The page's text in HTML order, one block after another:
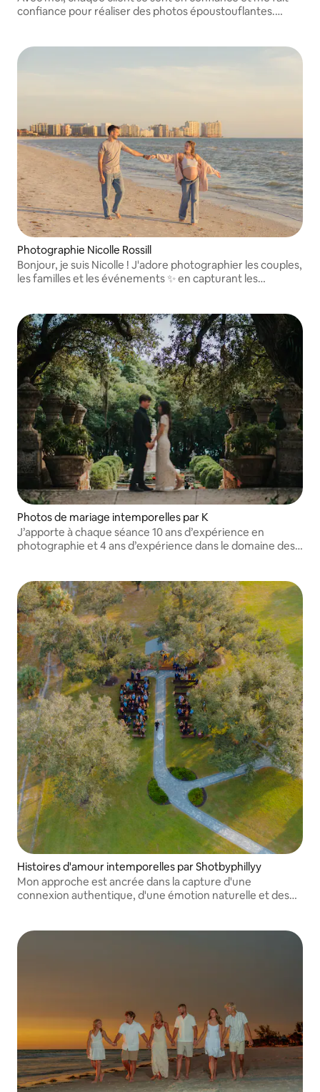
confiance pour réaliser des photos époustouflantes.
vue technique.
Photographie Nicolle Rossill
Bonjour, je suis Nicolle ! J'adore photographier les couples,
les familles et les événements ✨ en capturant les
Photos de mariage intemporelles par K
J’apporte à chaque séance 10 ans d’expérience en
photographie et 4 ans d’expérience dans le domaine des
Histoires d'amour intemporelles par Shotbyphillyy
Mon approche est ancrée dans la capture d'une
connexion authentique, d'une émotion naturelle et des